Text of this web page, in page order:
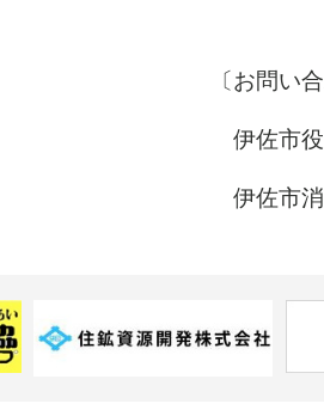
い合わせ
所大口庁舎
生活センター